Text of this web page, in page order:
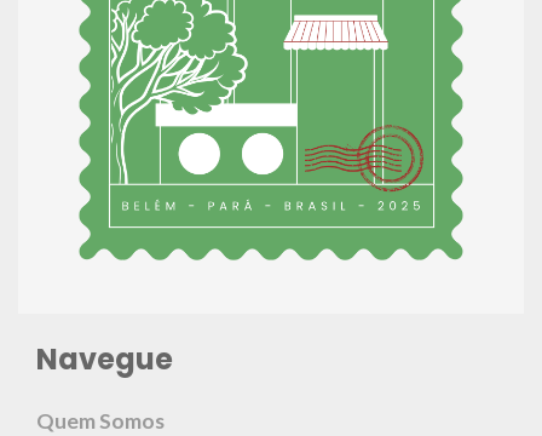
Navegue
Quem Somos